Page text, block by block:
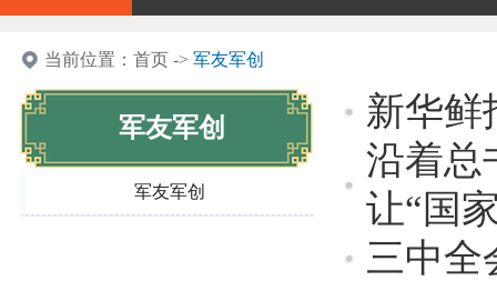
当前位置： 首页 -> 军友军创
军友军创
军友军创
新华鲜
沿着总
让“国
三中全